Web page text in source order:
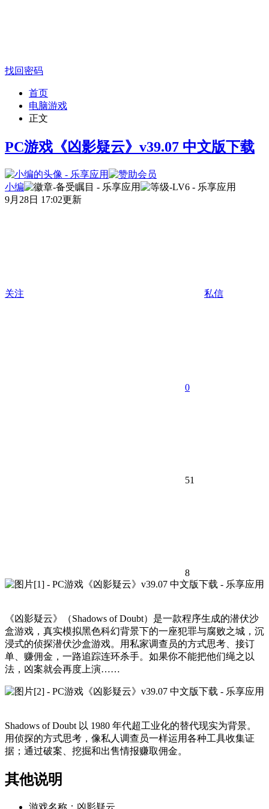
找回密码
首页
电脑游戏
正文
PC游戏《凶影疑云》v39.07 中文版下载
小编
9月28日 17:02更新
关注 私信
0
51
8
《凶影疑云》（Shadows of Doubt）是一款程序生成的潜伏沙
盒游戏，真实模拟黑色科幻背景下的一座犯罪与腐败之城，沉
浸式的侦探潜伏沙盒游戏。用私家调查员的方式思考、接订
单、赚佣金，一路追踪连环杀手。如果你不能把他们绳之以
法，凶案就会再度上演……
Shadows of Doubt 以 1980 年代超工业化的替代现实为背景。
用侦探的方式思考，像私人调查员一样运用各种工具收集证
据；通过破案、挖掘和出售情报赚取佣金。
其他说明
游戏名称：凶影疑云